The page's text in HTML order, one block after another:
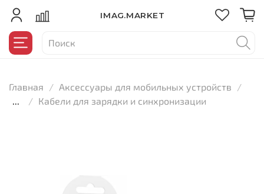
IMAG.MARKET
Главная
Аксессуары для мобильных устройств
...
Кабели для зарядки и синхронизации